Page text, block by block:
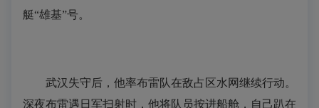
艇“雄基”号。
武汉失守后，他率布雷队在敌占区水网继续行动。
深夜布雷遇日军扫射时，他将队员按进船舱，自己趴在